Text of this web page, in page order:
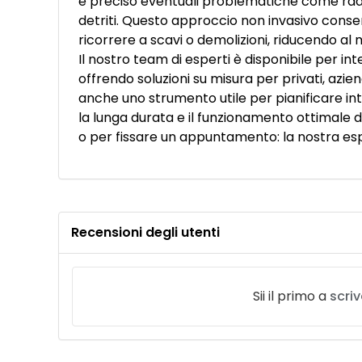
detriti. Questo approccio non invasivo
ricorrere a scavi o demolizioni, riducendo
Il nostro team di esperti è disponibile per
offrendo soluzioni su misura per privati,
anche uno strumento utile per pianificare
la lunga durata e il funzionamento ottimale
o per fissare un appuntamento: la nostra
Recensioni degli utenti
Sii il primo a